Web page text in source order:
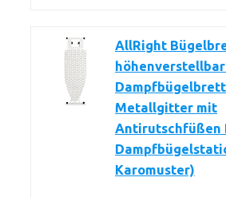
AllRight
Metallgitter mit
Antirutschfüßen
Karomuster)